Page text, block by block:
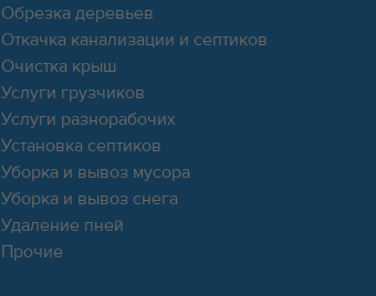
Обрезка деревьев
Откачка канализации и септиков
Очистка крыш
Услуги грузчиков
Услуги разнорабочих
Установка септиков
Уборка и вывоз мусора
Уборка и вывоз снега
Удаление пней
Прочие